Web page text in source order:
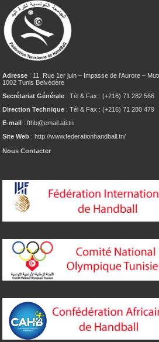
Adresse : 11, Rue 1er juin – Impasse de l’Aurore –
1002 Tunis Belvédère
Secrétariat Générale : Tél & Fax : (+216) 71 282 566
Direction Technique : Tél & Fax : (+216) 71 280 479
E-mail : fthb@email.ati.tn
Site Web : http://www.federationhandball.tn/
Nous Contacter